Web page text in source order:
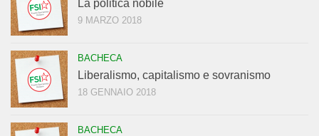
La politica nobile
9 MARZO 2018
BACHECA
Liberalismo, capitalismo e sovranismo
18 GENNAIO 2018
BACHECA